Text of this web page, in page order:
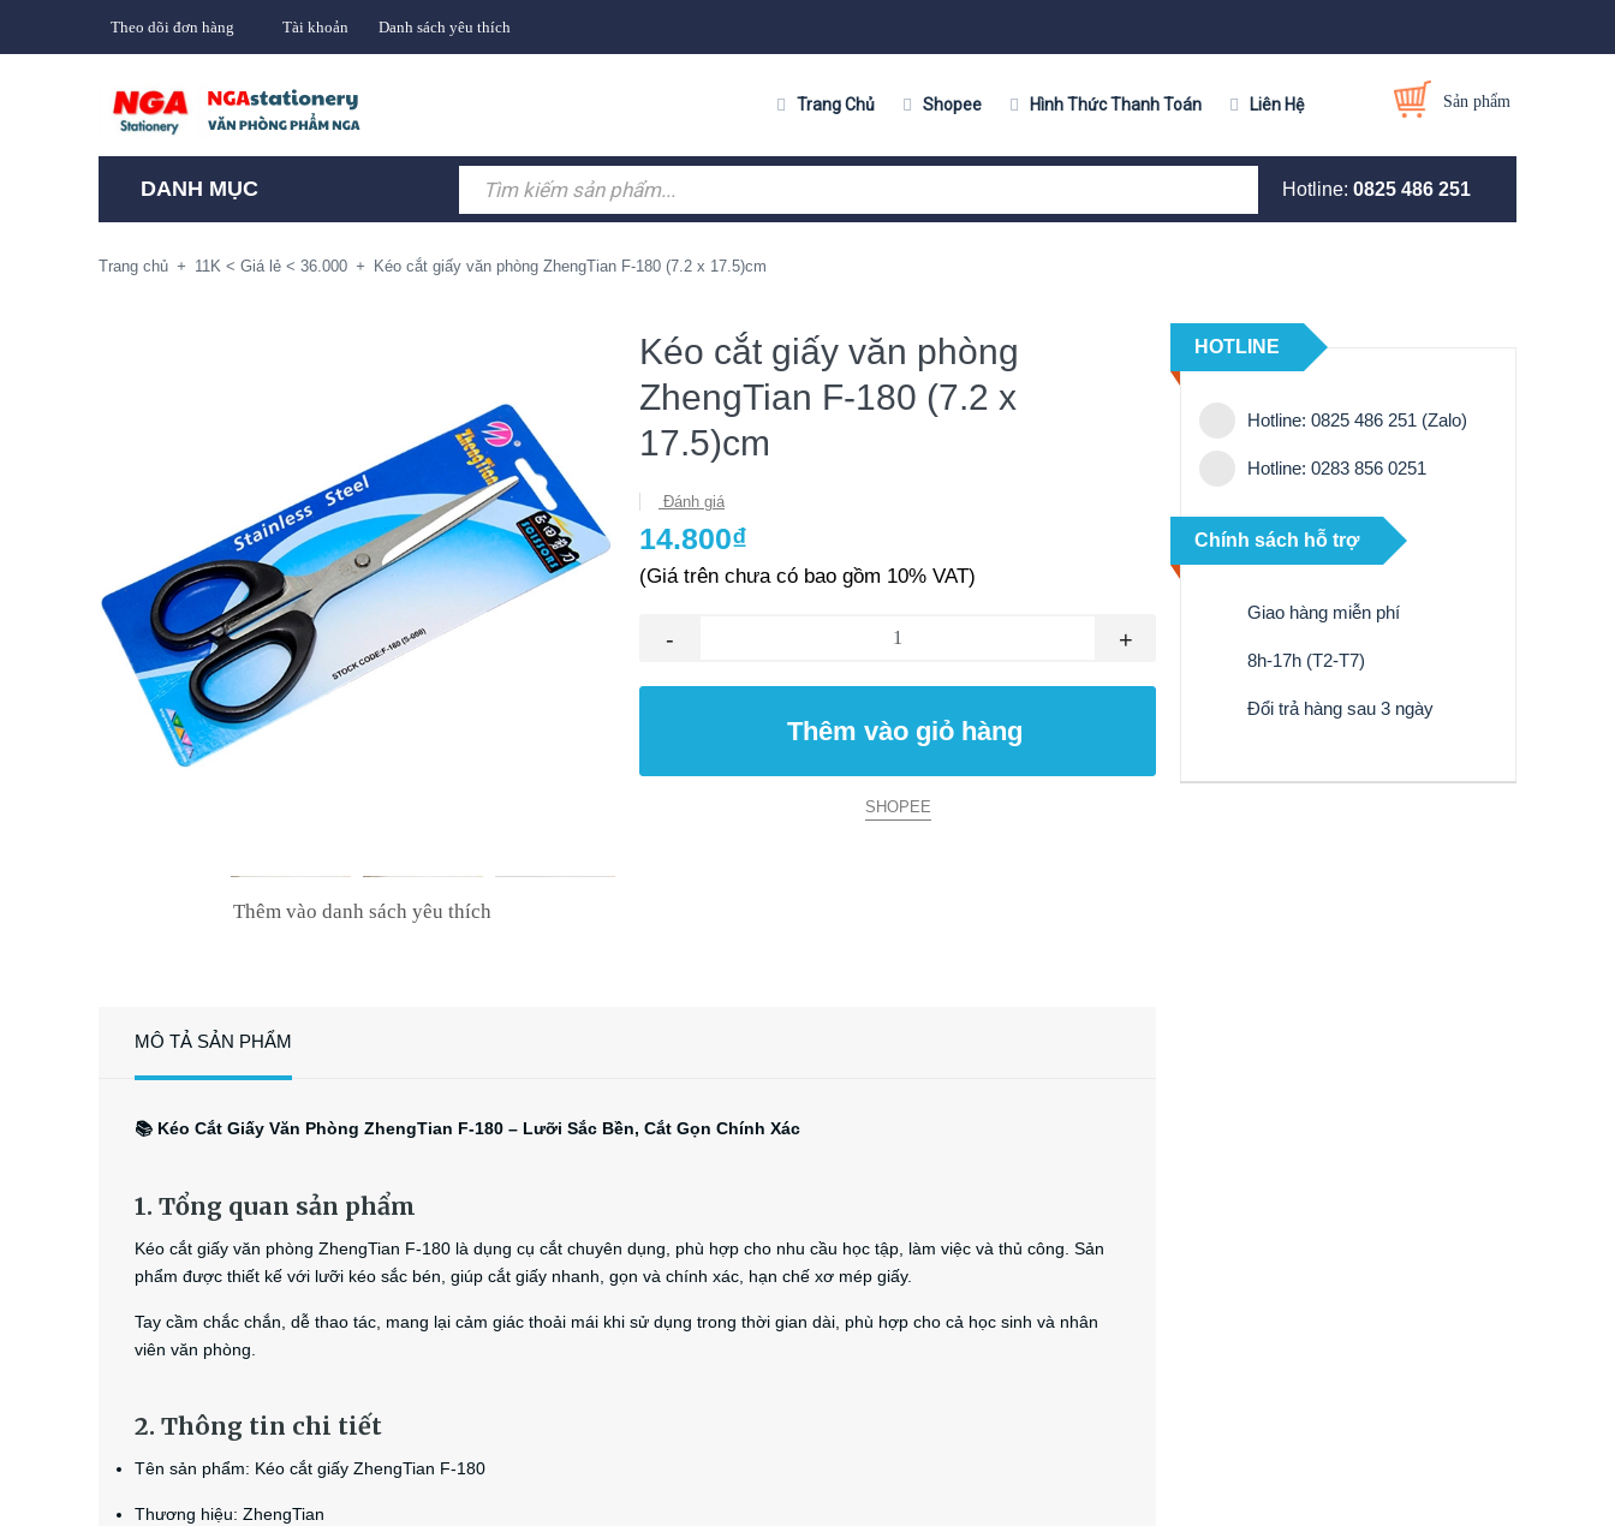
Theo dõi đơn hàng Tài khoản Danh sách yêu thích
Trang Chủ Shopee Hình Thức Thanh Toán Liên Hệ Sản phẩm
DANH MỤC Hotline: 0825 486 251
Trang chủ + 11K < Giá lẻ < 36.000 + Kéo cắt giấy văn phòng ZhengTian F-180 (7.2 x 17.5)cm
Thêm vào danh sách yêu thích
Kéo cắt giấy văn phòng
ZhengTian F-180 (7.2 x
17.5)cm
Đánh giá
14.800₫
(Giá trên chưa có bao gồm 10% VAT)
- +
Thêm vào giỏ hàng
SHOPEE
MÔ TẢ SẢN PHẨM
📚 Kéo Cắt Giấy Văn Phòng ZhengTian F-180 – Lưỡi Sắc Bền, Cắt Gọn Chính Xác
1. Tổng quan sản phẩm
Kéo cắt giấy văn phòng ZhengTian F-180 là dụng cụ cắt chuyên dụng, phù hợp cho nhu cầu học tập, làm việc và thủ công. Sản
phẩm được thiết kế với lưỡi kéo sắc bén, giúp cắt giấy nhanh, gọn và chính xác, hạn chế xơ mép giấy.
Tay cầm chắc chắn, dễ thao tác, mang lại cảm giác thoải mái khi sử dụng trong thời gian dài, phù hợp cho cả học sinh và nhân
viên văn phòng.
2. Thông tin chi tiết
Tên sản phẩm: Kéo cắt giấy ZhengTian F-180
Thương hiệu: ZhengTian
HOTLINE
Hotline: 0825 486 251 (Zalo)
Hotline: 0283 856 0251
Chính sách hỗ trợ
Giao hàng miễn phí
8h-17h (T2-T7)
Đổi trả hàng sau 3 ngày